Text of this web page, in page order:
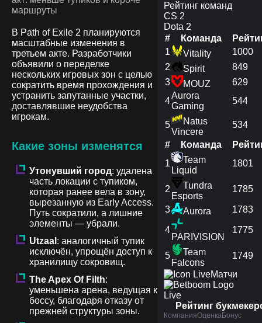
В Path of Exile 2 планируются
масштабные изменения в
третьем акте. Разработчики
объявили о переделке
нескольких игровых зон с целью
сократить время прохождения и
устранить запутанные участки,
доставлявшие неудобства
игрокам.
Какие зоны изменятся
Утонувший город: удалена
часть локации с тупиком,
которая ранее вела в зону,
вырезанную из Early Access.
Путь сократили, а лишние
элементы — убрали.
Utzaal : аналогичный тупик
исключён, упрощён доступ к
хранилищу сокровищ.
The Apex Of Filth:
уменьшена арена, ведущая к
боссу, благодаря отказу от
прежней структуры зоны.
Рейтинг команд
CS 2
Dota 2
#
Команда
1
Vitality
1000
2
Spirit
849
3
MOUZ
629
4
Aurora
Gaming
544
5
Natus
Vincere
534
#
Команда
1
Team
Liquid
1801
2
Tundra
Esports
1785
3 Aurora 1783
4
PARIVISION
1775
5
Team
Falcons
1749
Матчи
Live
Рейтинг
КомпанияОценкаБонус